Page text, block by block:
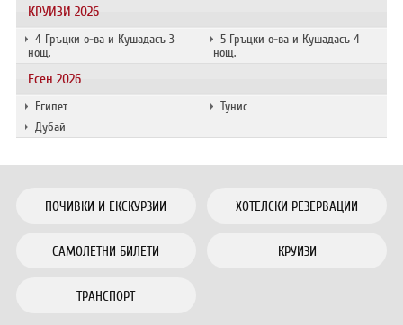
КРУИЗИ 2026
4 Гръцки о-ва и Кушадасъ 3
нощ.
5 Гръцки о-ва и Кушадасъ 4
нощ.
Есен 2026
Египет
Тунис
Дубай
ПОЧИВКИ И ЕКСКУРЗИИ ХОТЕЛСКИ РЕЗЕРВАЦИИ
САМОЛЕТНИ БИЛЕТИ КРУИЗИ
ТРАНСПОРТ